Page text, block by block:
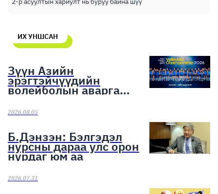
ИХ УНШСАН
Зүүн Азийн
эрэгтэйчүүдийн
волейболын аварга
шалгаруулах тэмцээн
эхэллээ
2026.08.05
Б.Дэнзэн: Бэлгэдэл
нурсны дараа улс орон
нурдаг юм аа
2026.07.31